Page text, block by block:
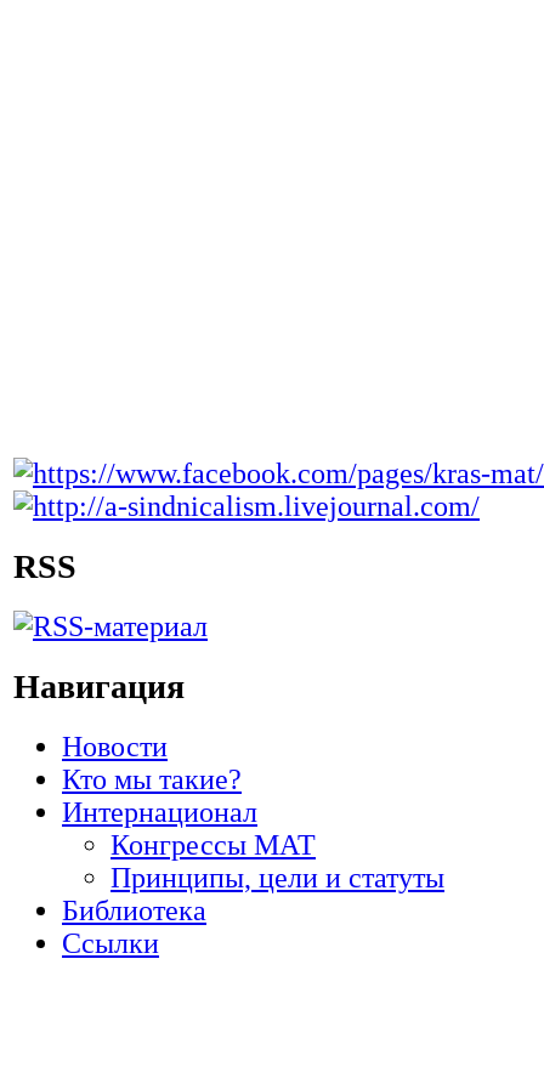
RSS
Навигация
Новости
Кто мы такие?
Интернационал
Конгрессы МАТ
Принципы, цели и статуты
Библиотека
Ссылки